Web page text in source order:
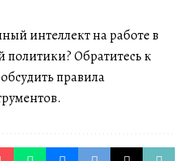
интеллект на работе в
Обратитесь к
правила